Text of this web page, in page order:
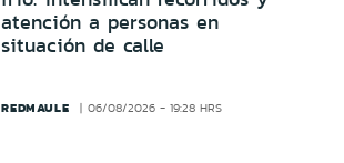
atención a personas en
situación de calle
REDMAULE 06/08/2026 - 19:28 HRS